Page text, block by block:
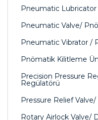
Pneumatic Lubricator
Pneumatic Valve/
Pneumatic Vibrator /
Pnömatik Kilitleme
Precision Pressure
Regülatörü
Pressure Relief Valve/
Rotary Airlock Valve/